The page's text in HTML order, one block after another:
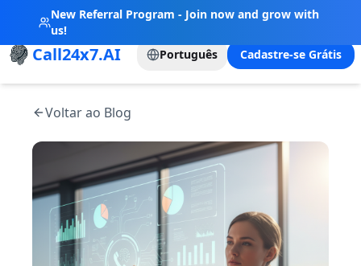
New Referral Program - Join now and grow with
us!
Call24x7.AI Português Cadastre-se Grátis
Voltar ao Blog